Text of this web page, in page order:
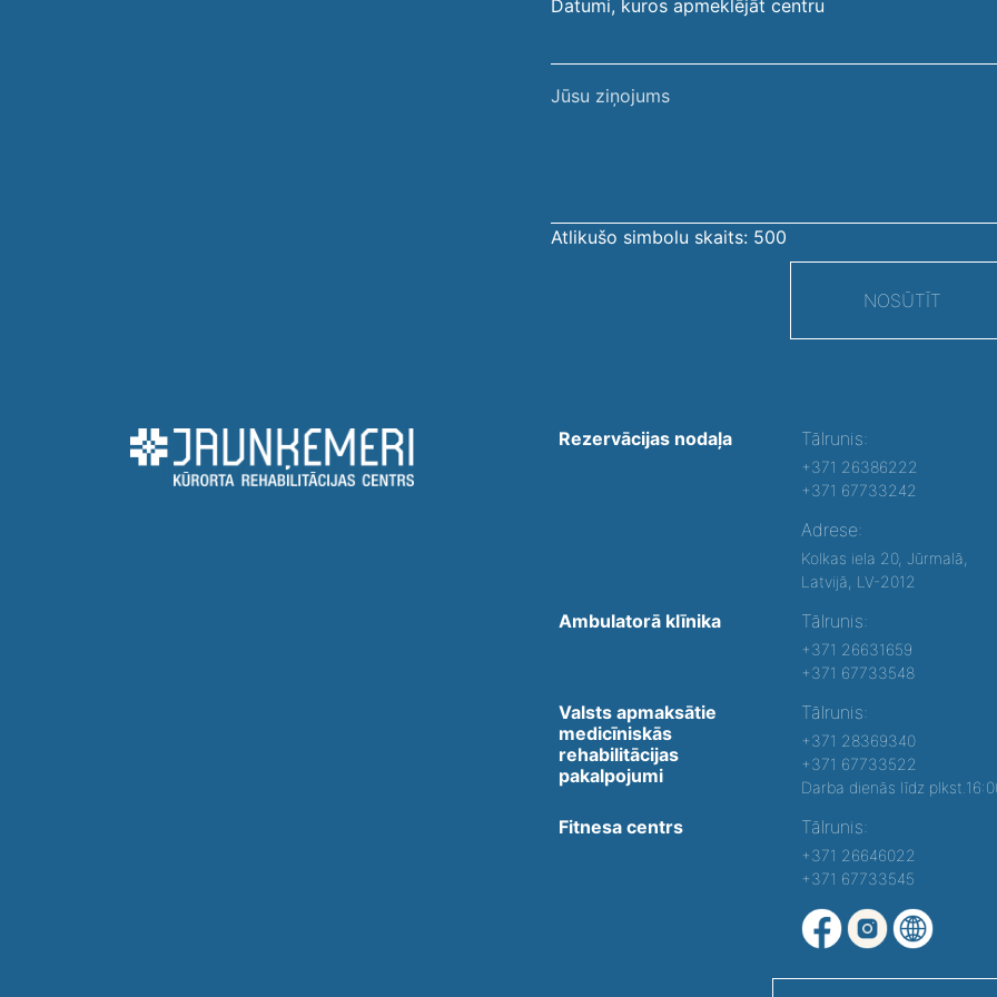
Datumi, kuros apmeklējāt centru
Jūsu
Atlikušo simbolu skaits: 500
NOSŪTĪT
Rezervācijas nodaļa Tālrunis:
+371 26386222
+371 67733242
Adrese:
Kolkas iela 20, Jūrmalā,
Latvijā, LV-2012
Ambulatorā klīnika Tālrunis:
+371 26631659
+371 67733548
Valsts apmaksātie
medicīniskās
rehabilitācijas
pakalpojumi
Tālrunis:
+371 28369340
+371 67733522
Darba dienās līdz
Fitnesa centrs Tālrunis:
+371 26646022
+371 67733545